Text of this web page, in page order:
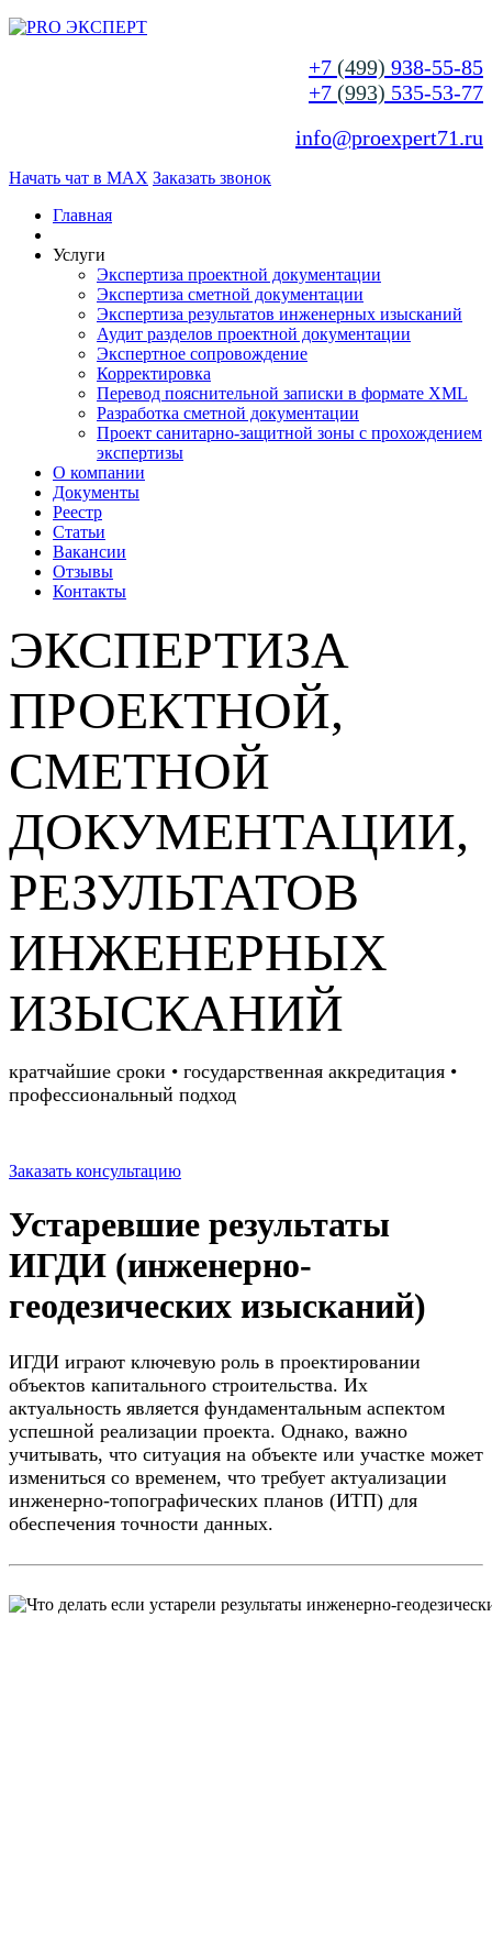
+7 (499) 938-55-85
+7 (993) 535-53-77
info@proexpert71.ru
Начать чат в MAX Заказать звонок
Главная
Услуги
Экспертиза проектной документации
Экспертиза сметной документации
Экспертиза результатов инженерных изысканий
Аудит разделов проектной документации
Экспертное сопровождение
Корректировка
Перевод пояснительной записки в формате XML
Разработка сметной документации
Проект санитарно-защитной зоны с прохождением
экспертизы
О компании
Документы
Реестр
Статьи
Вакансии
Отзывы
Контакты
ЭКСПЕРТИЗА
ПРОЕКТНОЙ,
СМЕТНОЙ
ДОКУМЕНТАЦИИ,
РЕЗУЛЬТАТОВ
ИНЖЕНЕРНЫХ
ИЗЫСКАНИЙ
кратчайшие сроки • государственная аккредитация •
профессиональный подход
Заказать консультацию
Устаревшие результаты
ИГДИ (инженерно-
геодезических изысканий)
ИГДИ играют ключевую роль в проектировании
объектов капитального строительства. Их
актуальность является фундаментальным аспектом
успешной реализации проекта. Однако, важно
учитывать, что ситуация на объекте или участке может
измениться со временем, что требует актуализации
инженерно-топографических планов (ИТП) для
обеспечения точности данных.